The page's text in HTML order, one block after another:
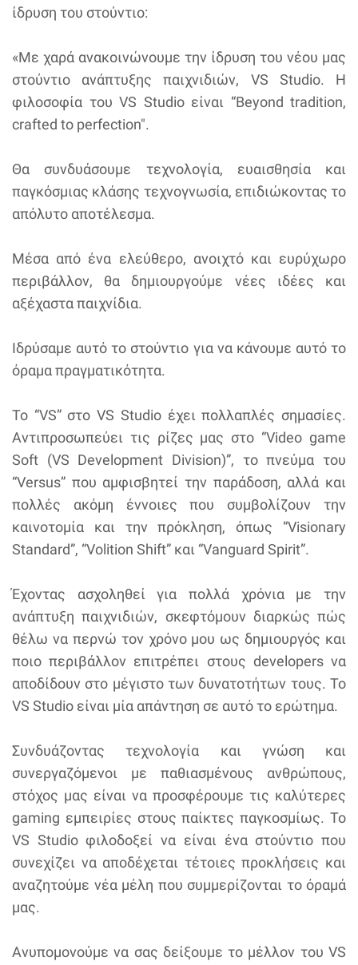
ίδρυση του στούντιο:
«Με χαρά ανακοινώνουμε την ίδρυση του νέου μας
στούντιο ανάπτυξης παιχνιδιών, VS Studio. Η
φιλοσοφία του VS Studio είναι “Beyond tradition,
crafted to perfection".
Θα συνδυάσουμε τεχνολογία, ευαισθησία και
παγκόσμιας κλάσης τεχνογνωσία, επιδιώκοντας το
απόλυτο αποτέλεσμα.
Μέσα από ένα ελεύθερο, ανοιχτό και ευρύχωρο
περιβάλλον, θα δημιουργούμε νέες ιδέες και
αξέχαστα παιχνίδια.
Ιδρύσαμε αυτό το στούντιο για να κάνουμε αυτό το
όραμα πραγματικότητα.
Το “VS” στο VS Studio έχει πολλαπλές σημασίες.
Αντιπροσωπεύει τις ρίζες μας στο “Video game
Soft (VS Development Division)”, το πνεύμα του
“Versus” που αμφισβητεί την παράδοση, αλλά και
πολλές ακόμη έννοιες που συμβολίζουν την
καινοτομία και την πρόκληση, όπως “Visionary
Standard”, “Volition Shift” και “Vanguard Spirit”.
Έχοντας ασχοληθεί για πολλά χρόνια με την
ανάπτυξη παιχνιδιών, σκεφτόμουν διαρκώς πώς
θέλω να περνώ τον χρόνο μου ως δημιουργός και
ποιο περιβάλλον επιτρέπει στους developers να
αποδίδουν στο μέγιστο των δυνατοτήτων τους. Το
VS Studio είναι μία απάντηση σε αυτό το ερώτημα.
Συνδυάζοντας τεχνολογία και γνώση και
συνεργαζόμενοι με παθιασμένους ανθρώπους,
στόχος μας είναι να προσφέρουμε τις καλύτερες
gaming εμπειρίες στους παίκτες παγκοσμίως. Το
VS Studio φιλοδοξεί να είναι ένα στούντιο που
συνεχίζει να αποδέχεται τέτοιες προκλήσεις και
αναζητούμε νέα μέλη που συμμερίζονται το όραμά
μας.
Ανυπομονούμε να σας δείξουμε το μέλλον του VS